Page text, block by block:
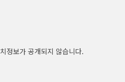
정보가 공개되지 않습니다.